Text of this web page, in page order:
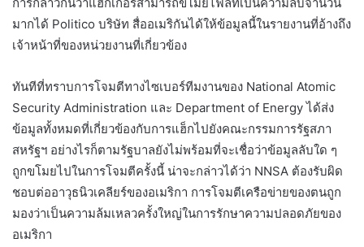
มากได้ Politico บริษัท สื่ออเมริกันได้ให้ข้อมูลนี้ในรายงานที่อ้างถึง
เจ้าหน้าที่ของหน่วยงานที่เกี่ยวข้อง
ทันทีที่ทราบการโจมตีทางไซเบอร์ทีมงานของ National Atomic
Security Administration และ Department of Energy ได้ส่ง
ข้อมูลทั้งหมดที่เกี่ยวข้องกับการแฮ็กไปยังคณะกรรมการรัฐสภา
สหรัฐฯ อย่างไรก็ตามรัฐบาลยังไม่พร้อมที่จะเชื่อว่าข้อมูลลับใด ๆ
ถูกขโมยไปในการโจมตีครั้งนี้ น่าจะกล่าวได้ว่า NNSA ต้องรับผิด
ชอบต่ออาวุธนิวเคลียร์ของอเมริกา การโจมตีเครือข่ายของตนถูก
มองว่าเป็นความล้มเหลวครั้งใหญ่ในการรักษาความปลอดภัยของ
อเมริกา